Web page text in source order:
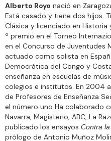
Alberto Royo nació en
Está casado y tiene dos hijos.
Clásica y licenciado en Historia
º premio en el Torneo
en el Concurso de Juventudes
actuado como solista en
Democrática del Congo y
enseñanza en escuelas de
colegios e institutos. En 2004
de Profesores de Enseñanza
el número uno Ha colaborado
Navarra, Magisterio, ABC, La
publicado los ensayos Contra
prólogo de Antonio Muñoz